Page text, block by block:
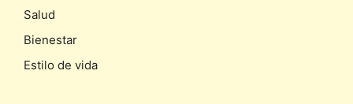
Salud
Bienestar
Estilo de vida